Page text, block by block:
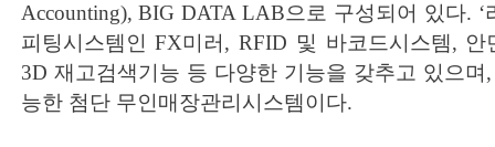
Accounting), BIG DATA LAB으로 구성되어 있다. ‘
피팅시스템인 FX미러, RFID 및 바코드시스템,
3D 재고검색기능 등 다양한 기능을 갖추고 있으
능한 첨단 무인매장관리시스템이다.